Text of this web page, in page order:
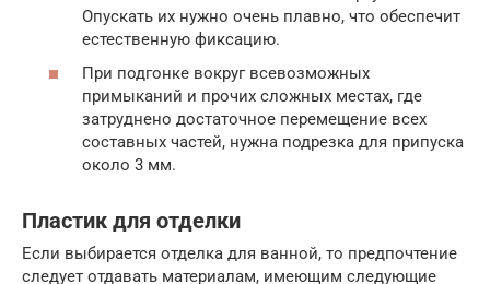
Опускать их нужно очень плавно, что обеспечит
естественную фиксацию.
При подгонке вокруг всевозможных
примыканий и прочих сложных местах, где
затруднено достаточное перемещение всех
составных частей, нужна подрезка для припуска
около 3 мм.
Пластик для отделки
Если выбирается отделка для ванной, то предпочтение
следует отдавать материалам, имеющим следующие